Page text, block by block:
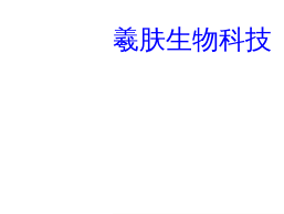
羲肤生物科技